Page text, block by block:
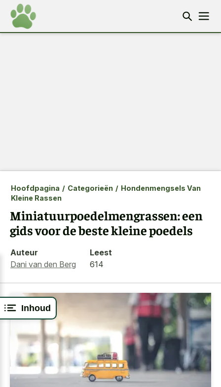
Inhoud
Hoofdpagina / Categorieën / Hondenmengsels Van
Kleine Rassen
Miniatuurpoedelmengrassen: een
gids voor de beste kleine poedels
Auteur
Dani van den Berg
Leest
614